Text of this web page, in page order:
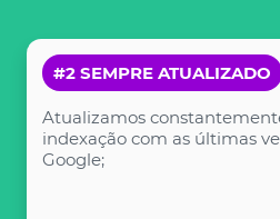
#2 SEMPRE ATUALIZADO
Atualizamos
indexação com as últimas
Google;